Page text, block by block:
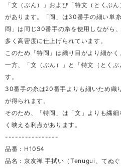
「文（ぶん）」および「特文（とくぶ
があります。「岡」は30番手の細い単
岡」は同じ30番手の糸を使用しながら
多く高密度に仕上げられています。
このため「特岡」は織り目がより細か
一方、「文（ぶん）」と「特文（とく
す。
30番手の糸は20番手よりも細いため織
が得られます。
そのため、「特岡」は「文」よりも繊
く映える利点があります。
----------------
品番：H1054
品名：京友禅 手拭い（Tenugui、てぬぐ